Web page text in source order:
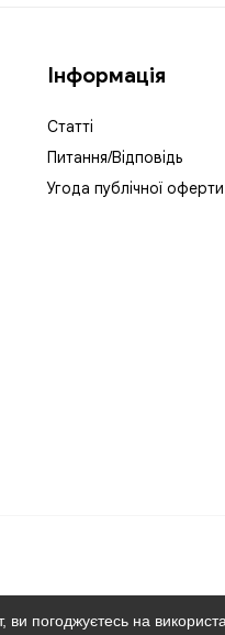
Інформація
Статті
Питання/Відповідь
Угода публічної оферти
погоджуєтесь на